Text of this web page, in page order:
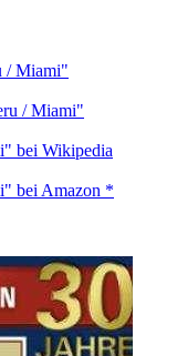
/ Miami"
/ Miami"
bei Wikipedia
bei Amazon *